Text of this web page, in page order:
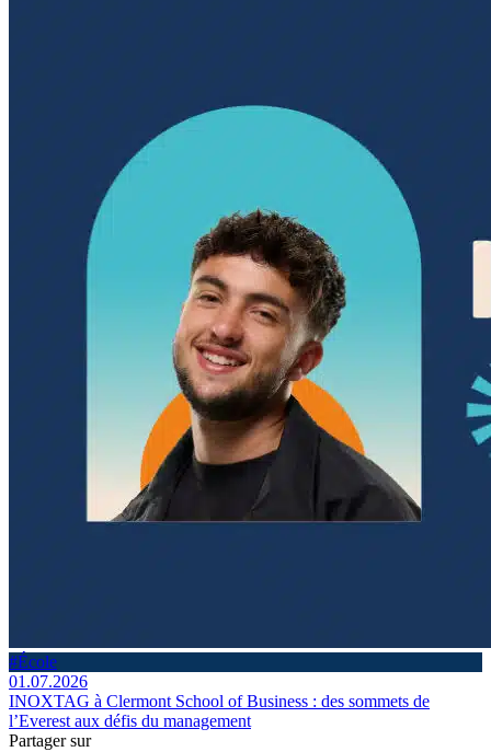
#École
01.07.2026
INOXTAG à Clermont School of Business : des sommets de
l’Everest aux défis du management
Partager sur